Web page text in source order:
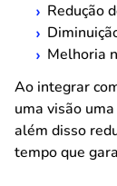
Redução
Melhoria
Ao integrar
uma visão
além disso
tempo que